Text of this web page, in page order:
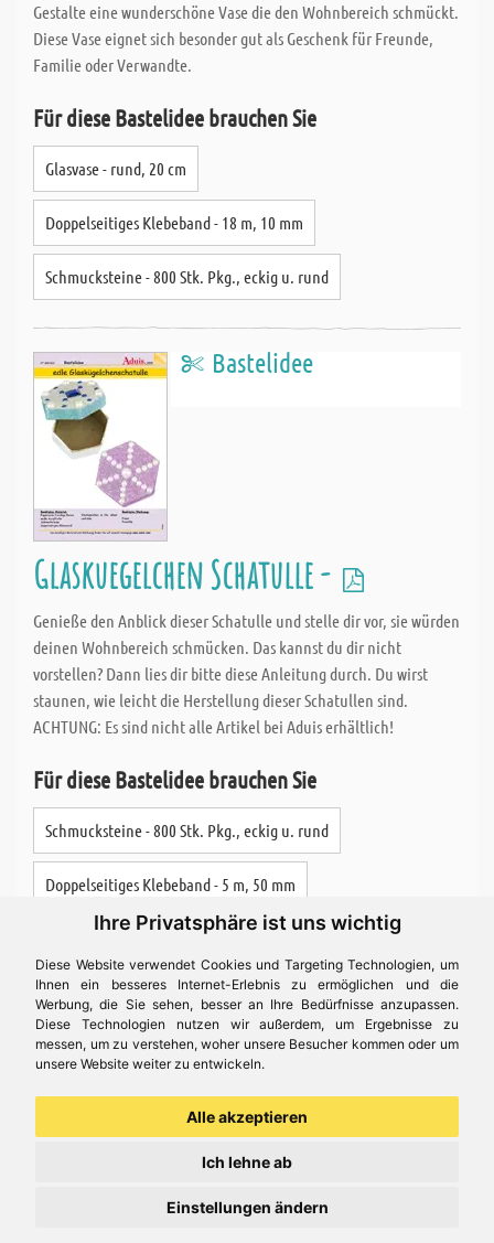
Ihre Privatsphäre ist uns wichtig
Diese Website verwendet Cookies und Targeting Technologien, um
Ihnen ein besseres Internet-Erlebnis zu ermöglichen und die
Werbung, die Sie sehen, besser an Ihre Bedürfnisse anzupassen.
Diese Technologien nutzen wir außerdem, um Ergebnisse zu
messen, um zu verstehen, woher unsere Besucher kommen oder um
unsere Website weiter zu entwickeln.
Alle akzeptieren
Ich lehne ab
Einstellungen ändern
Gestalte eine wunderschöne Vase die den Wohnbereich schmückt.
Diese Vase eignet sich besonder gut als Geschenk für Freunde,
Familie oder Verwandte.
Für diese Bastelidee brauchen Sie
Glasvase - rund, 20 cm
Doppelseitiges Klebeband - 18 m, 10 mm
Schmucksteine - 800 Stk. Pkg., eckig u. rund
Bastelidee
Glaskuegelchen Schatulle -
Genieße den Anblick dieser Schatulle und stelle dir vor, sie würden
deinen Wohnbereich schmücken. Das kannst du dir nicht
vorstellen? Dann lies dir bitte diese Anleitung durch. Du wirst
staunen, wie leicht die Herstellung dieser Schatullen sind.
ACHTUNG: Es sind nicht alle Artikel bei Aduis erhältlich!
Für diese Bastelidee brauchen Sie
Schmucksteine - 800 Stk. Pkg., eckig u. rund
Doppelseitiges Klebeband - 5 m, 50 mm
Pappmache Box - Mini, eckig
Acrylfarbe Triton Acrylic - 750 ml, weiß
Bastelidee